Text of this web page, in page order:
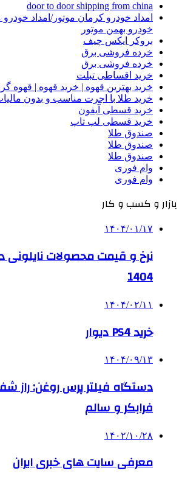
door to door shipping from china
امداد خودرو کرمان موتور/امداد خودرو
خودرو بهمن موتور
بروکر ایکس چیف
خرده فروشی برق
خرده فروشی برق
خرید اقساطی تبلت
خرید بهترین قهوه | خرید قهوه | قهوه
خرید طلا با اجرت مناسب و بدون
خرید قسطی آیفون
خرید قسطی لپ تاپ
صندوق طلا
صندوق طلا
صندوق طلا
وام فوری
وام فوری
بازار و کسب و کار
۱۴۰۴/۰۱/۱۷
نرخ و قیمت محصولات نایلونی
1404
۱۴۰۴/۰۲/۱۱
خرید PS4 دیوار
۱۴۰۴/۰۹/۱۳
دستگاه فیلتر پرس روغن: راز
فرابکر و سالم
۱۴۰۲/۱۰/۲۸
معرفی سایت های خبری ایران